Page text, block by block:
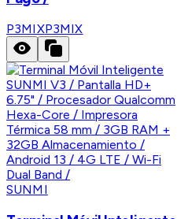
P3MIXP3MIX
SUNMI